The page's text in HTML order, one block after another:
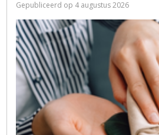
Gepubliceerd op 4 augustus 2026